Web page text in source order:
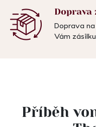
Doprava
Doprava
Vám
Příběh